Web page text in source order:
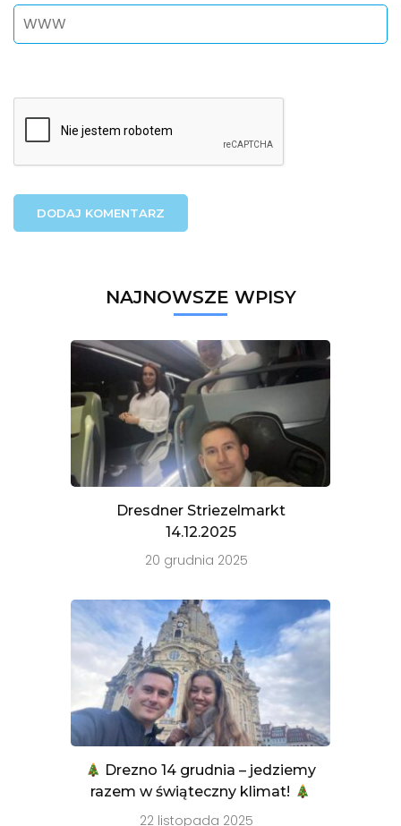
NAJNOWSZE WPISY
Dresdner Striezelmarkt
14.12.2025
20 grudnia 2025
Drezno 14 grudnia – jedziemy
razem w świąteczny klimat!
22 listopada 2025